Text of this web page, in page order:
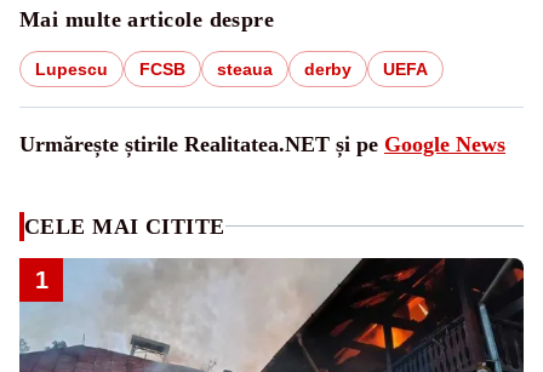
Mai multe articole despre
Lupescu FCSB steaua derby UEFA
Urmărește știrile Realitatea.NET și pe Google News
CELE MAI CITITE
1